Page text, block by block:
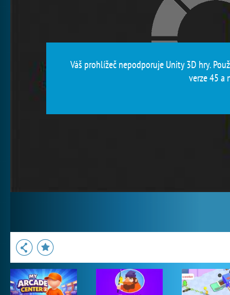
Váš prohlížeč nepodporuje Unity 3D hry.
verze 45 a